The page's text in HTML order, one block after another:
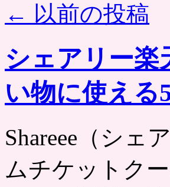
← 以前の投稿
シェアリー楽
い物に使える
Shareee（シェ
ムチケットク